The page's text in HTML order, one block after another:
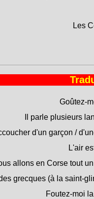
Les
Goûtez-
Il parle plusieurs
d'un garçon /
L'air
allons en Corse tout
grecques (à la saint-
Foutez-moi